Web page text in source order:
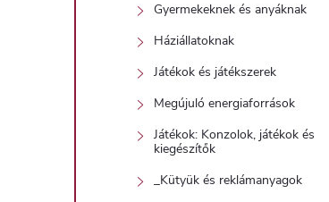
Gyermekeknek és anyáknak
Háziállatoknak
Játékok és játékszerek
Megújuló energiaforrások
Játékok: Konzolok, játékok és
kiegészítők
_Kütyük és reklámanyagok